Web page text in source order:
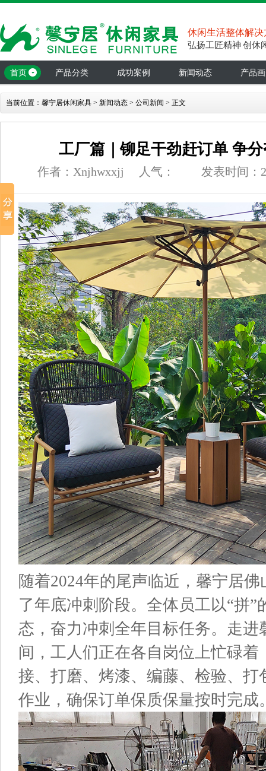
休闲生活整体解决
弘扬工匠精神 创休
首页 产品分类 成功案例 新闻动态 产品
当前位置： 馨宁居休闲家具 > 新闻动态 > 公司新闻 > 正文
工厂篇｜铆足干劲赶订单 争
作者：Xnjhwxxjj 人气： 发表时间：
随着2024年的尾声临近， 馨宁居佛
了年底冲刺阶段。 全体员工以“拼”
态，奋力冲刺全年目标任务。走进
间，工人们正在各自岗位上忙碌着
接、 打磨、 烤漆、编藤、检验、 打
作业，确保订单保质保量按时完成